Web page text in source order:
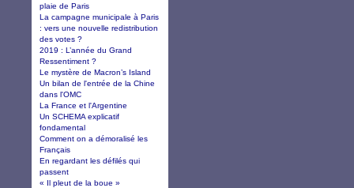
plaie de Paris
La campagne municipale à Paris
: vers une nouvelle redistribution
des votes ?
2019 : L’année du Grand
Ressentiment ?
Le mystère de Macron’s Island
Un bilan de l'entrée de la Chine
dans l'OMC
La France et l'Argentine
Un SCHEMA explicatif
fondamental
Comment on a démoralisé les
Français
En regardant les défilés qui
passent
« Il pleut de la boue »